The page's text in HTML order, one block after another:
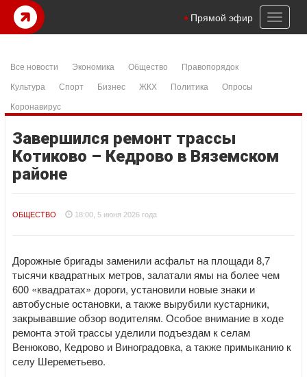
Toggle
Прямой эфир
Все новости Экономика Общество
Правопорядок
Культура
Спорт Бизнес ЖКХ Политика
Опросы
Коронавирус
Завершился ремонт трассы
Котиково – Кедрово в Вяземском
районе
ОБЩЕСТВО 18:00, 5 июня 2026 года
Дорожные бригады заменили асфальт на площади 8,7
тысячи квадратных метров, залатали ямы на более чем
600 «квадратах» дороги, установили новые знаки и
автобусные остановки, а также вырубили кустарники,
закрывавшие обзор водителям. Особое внимание в ходе
ремонта этой трассы уделили подъездам к селам
Венюково, Кедрово и Виноградовка, а также примыканию к
селу Шереметьево.